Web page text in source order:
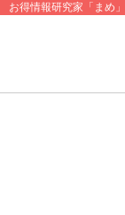
お得情報研究家「まめ